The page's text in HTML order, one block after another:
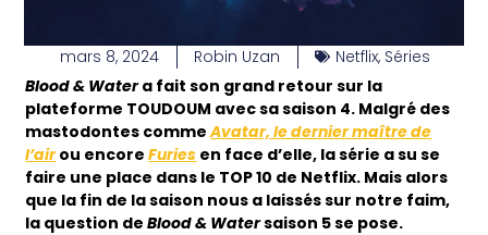
mars 8, 2024 Robin Uzan Netflix, Séries
Blood & Watera fait son grand retour sur la
plateforme TOUDOUM avec sa saison 4. Malgré des
mastodontes commeAvatar, le dernier maître de
l’airou encoreFuries en face d’elle, la série a su se
faire une place dans le TOP 10 de Netflix. Mais alors
que la fin de la saison nous a laissés sur notre faim,
la question deBlood & Watersaison 5 se pose.